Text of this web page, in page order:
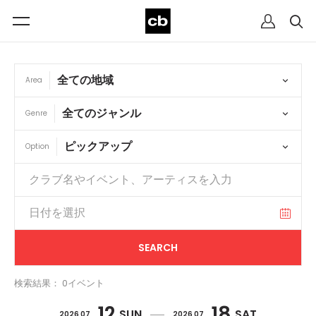
Area
Genre
Option
検索結果： 0イベント